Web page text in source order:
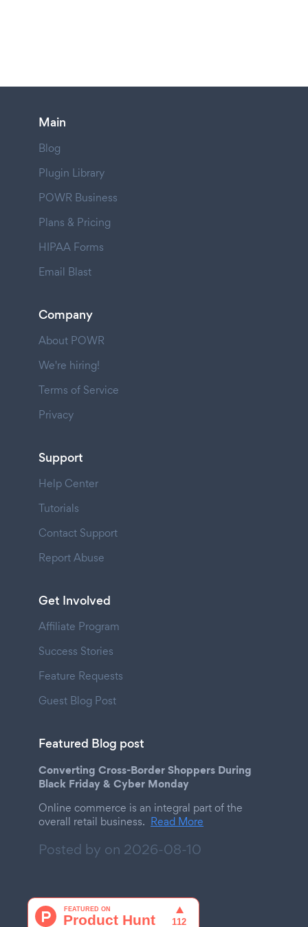
Main
Blog
Plugin Library
POWR Business
Plans & Pricing
HIPAA Forms
Email Blast
Company
About POWR
We're hiring!
Terms of Service
Privacy
Support
Help Center
Tutorials
Contact Support
Report Abuse
Get Involved
Affiliate Program
Success Stories
Feature Requests
Guest Blog Post
Featured Blog post
Converting Cross-Border Shoppers During
Black Friday & Cyber Monday
Online commerce is an integral part of the
overall retail business. Read More
Posted by on 2026-08-10